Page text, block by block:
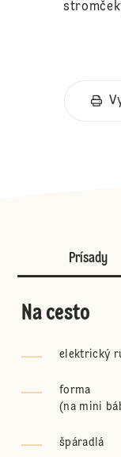
Prísady
Na cesto
elektrický
forma
(na mini
špáradlá